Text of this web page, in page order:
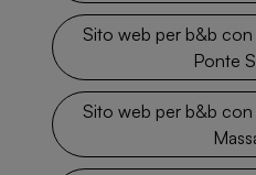
Sito web per b&b
Ponte
Sito web per b&b